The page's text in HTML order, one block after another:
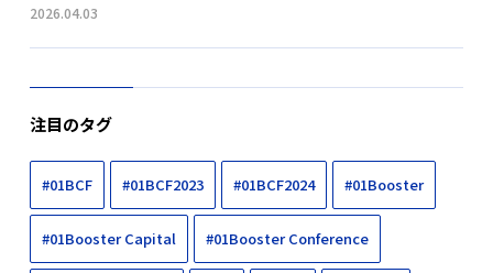
2026.04.03
注目のタグ
#01BCF #01BCF2023 #01BCF2024 #01Booster
#01Booster Capital #01Booster Conference